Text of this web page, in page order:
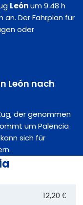
Leónum 9:48 h
an. Der Fahrplan für
oder
León nach
der genommen
um Palencia
sich für
12,20 €